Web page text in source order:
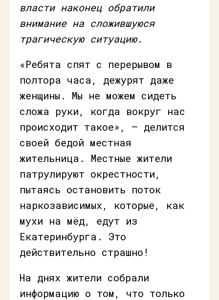
власти наконец обратили
внимание на сложившуюся
трагическую ситуацию.
«Ребята спят с перерывом в
полтора часа, дежурят даже
женщины. Мы не можем сидеть
сложа руки, когда вокруг нас
происходит такое», — делится
своей бедой местная
жительница. Местные жители
патрулируют окрестности,
пытаясь остановить поток
наркозависимых, которые, как
мухи на мёд, едут из
Екатеринбурга. Это
действительно страшно!
На днях жители собрали
информацию о том, что только